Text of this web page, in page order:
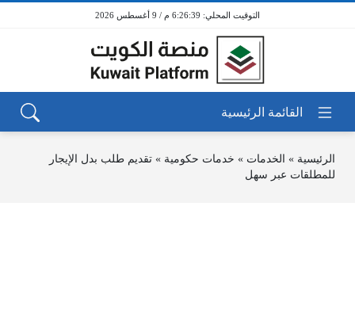
6:26:39 م / 9 أغسطس 2026
الرئيسية » الخدمات » خدمات حكومية » تقديم طلب بدل الإيجار
للمطلقات عبر سهل